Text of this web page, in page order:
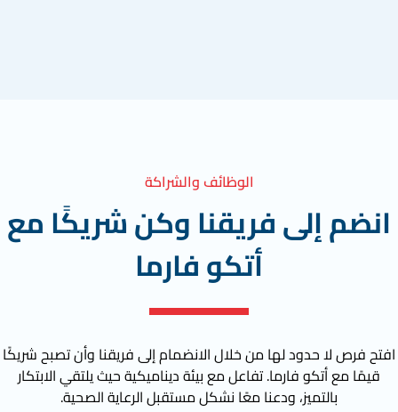
الوظائف والشراكة
انضم إلى فريقنا وكن شريكًا مع
أتكو فارما
افتح فرص لا حدود لها من خلال الانضمام إلى فريقنا وأن تصبح شريكًا
قيمًا مع أتكو فارما. تفاعل مع بيئة ديناميكية حيث يلتقي الابتكار
بالتميز، ودعنا معًا نشكل مستقبل الرعاية الصحية.